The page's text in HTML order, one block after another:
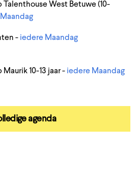
West Betuwe (10-
- iedere Maandag
10-13 jaar - iedere Maandag
agenda